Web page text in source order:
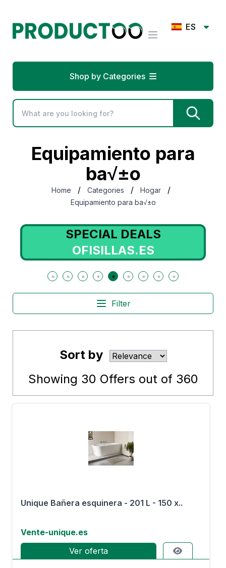
ES
Shop by Categories
Equipamiento para
ba√±o
Home / Categories / Hogar /
Equipamiento para ba√±o
SPECIAL DEALS
OFISILLAS.ES
Filter
Sort by
Showing 30 Offers out of 360
Unique Bañera esquinera - 201 L - 150 x..
Vente-unique.es
Ver oferta